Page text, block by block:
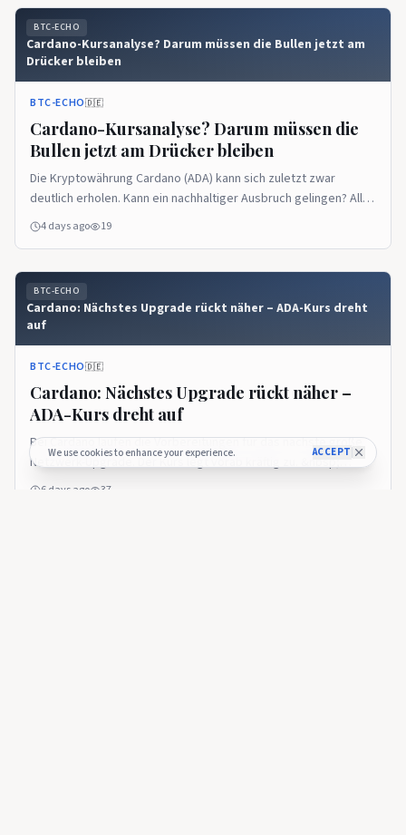
We use cookies to enhance your experience. ACCEPT
BTC-ECHO
Cardano-Kursanalyse? Darum müssen die Bullen jetzt am
Drücker bleiben
BTC-ECHO🇩🇪
Cardano-Kursanalyse? Darum müssen die
Bullen jetzt am Drücker bleiben
Die Kryptowährung Cardano (ADA) kann sich zuletzt zwar
deutlich erholen. Kann ein nachhaltiger Ausbruch gelingen? Alle
wichtigen Chartniveaus verrät diese Kursanalyse! &nbsp;
4 days ago 19
BTC-ECHO
Cardano: Nächstes Upgrade rückt näher – ADA-Kurs dreht
auf
BTC-ECHO🇩🇪
Cardano: Nächstes Upgrade rückt näher –
ADA-Kurs dreht auf
Bei Cardano laufen die Vorbereitungen für das nächste große
Netzwerk-Upgrade. Der Kurs legt vorab kräftig zu. &nbsp;
Source: BTC-ECHO BTC-ECHO
6 days ago 37